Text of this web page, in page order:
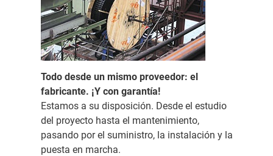
Todo desde un mismo proveedor: el
fabricante. ¡Y con garantía!
Estamos a su disposición. Desde el estudio
del proyecto hasta el mantenimiento,
pasando por el suministro, la instalación y la
puesta en marcha.